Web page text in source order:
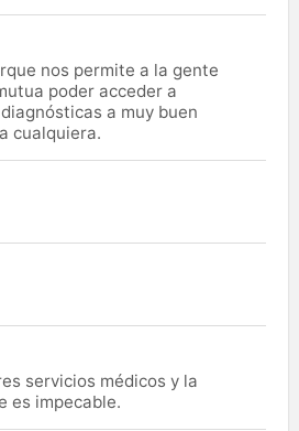
nos permite a la gente
poder acceder a
a muy buen
cualquiera.
servicios médicos y la
es impecable.